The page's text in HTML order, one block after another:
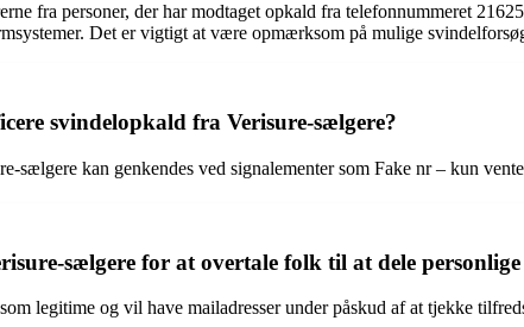
fra personer, der har modtaget opkald fra telefonnummeret
Det er vigtigt at være opmærksom på mulige
svindelopkald fra Verisure-sælgere?
sælgere kan genkendes ved signalementer som Fake nr – kun
sælgere for at overtale folk til at dele
legitime og vil have mailadresser under påskud af at tjekke